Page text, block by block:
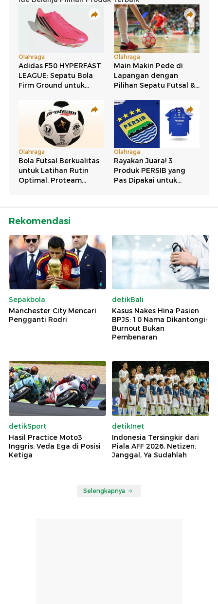
Rekomendasi
Sepakbola
Manchester City Mencari
Pengganti Rodri
detikBali
Kasus Nakes Hina Pasien
BPJS: 10 Nama Dikantongi-
Burnout Bukan
Pembenaran
detikSport
Hasil Practice Moto3
Inggris: Veda Ega di Posisi
Ketiga
detikInet
Indonesia Tersingkir dari
Piala AFF 2026, Netizen:
Janggal, Ya Sudahlah
Selengkapnya